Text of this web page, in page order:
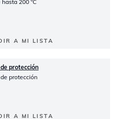
hasta 200 °C
A MI LISTA
protección
protección
A MI LISTA